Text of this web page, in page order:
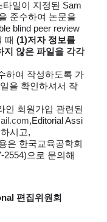
타일이 지정된 Sam
준수하여 논문을
blind peer review
때 (1)저자 정보를
지 않은 파일을 각각
하여 작성하도록 가
을 확인하셔서 작
인 회원가입 관련된
,Editorial Assi
시고,
은 한국교육공학회
2554)으로 문의해
편집위원회